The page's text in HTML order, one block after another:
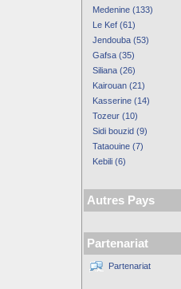
Medenine (133)
Le Kef (61)
Jendouba (53)
Gafsa (35)
Siliana (26)
Kairouan (21)
Kasserine (14)
Tozeur (10)
Sidi bouzid (9)
Tataouine (7)
Kebili (6)
Autres Pays
Partenariat
Partenariat